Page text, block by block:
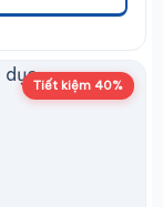
Tiết kiệm 40%